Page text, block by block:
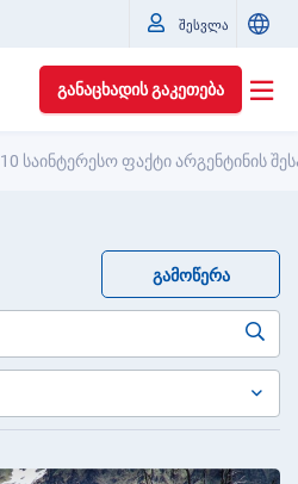
შესვლა
ᲒᲐᲜᲐᲪᲮᲐᲓᲘᲡ ᲒᲐᲙᲔᲗᲔᲑᲐ
10 საინტერესო ფაქტი არგენტინის
ᲒᲐᲛᲝᲬᲔᲠᲐ